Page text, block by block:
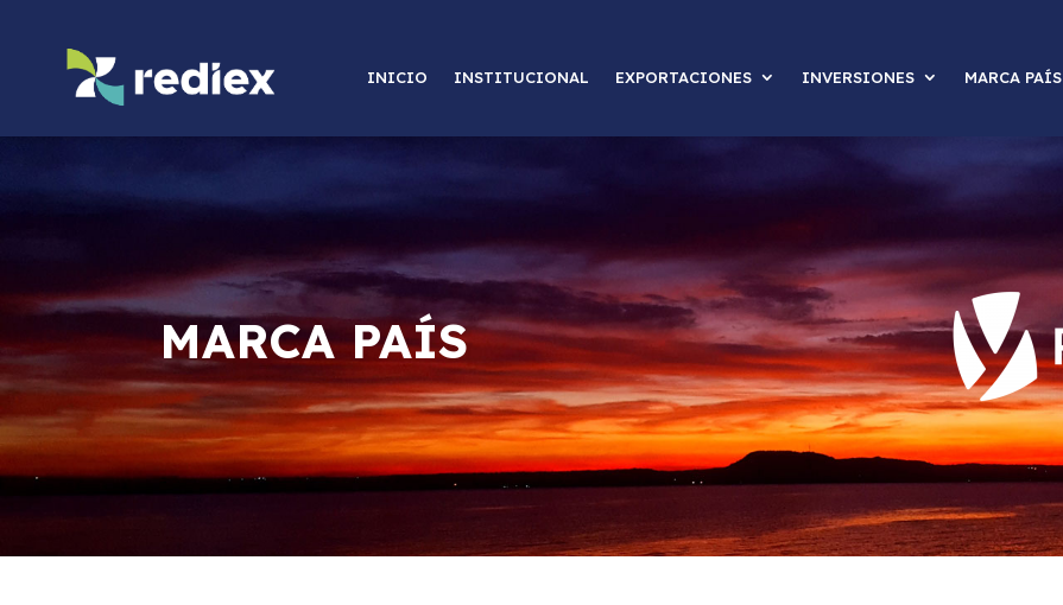
INICIO INSTITUCIONAL EXPORTACIONES INVERSIONES MARCA PAÍS
MARCA PAÍS